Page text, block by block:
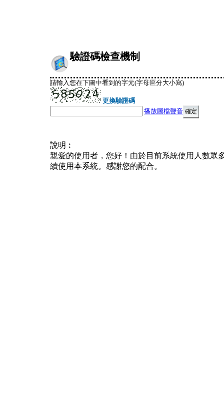
驗證碼檢查機制
請輸入您在下圖中看到的字元(字母區分大小寫)
更換驗證碼
播放圖檔聲音
說明︰
親愛的使用者，您好！由於目前系統使用人數眾
續使用本系統。感謝您的配合。